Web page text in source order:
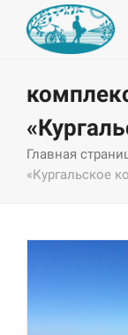
Главная
«Кургальское